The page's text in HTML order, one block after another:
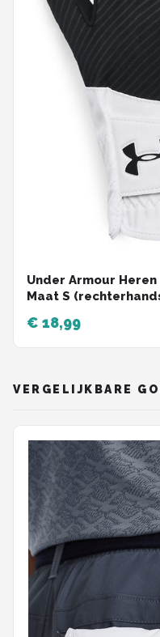
Under Armour
Maat S
€ 18,99
VERGELIJKBARE